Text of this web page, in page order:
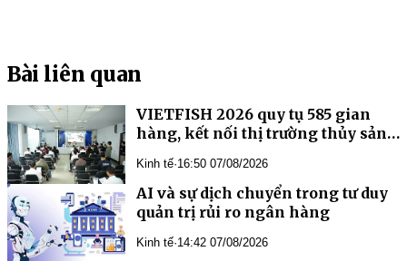
Bài liên quan
VIETFISH 2026 quy tụ 585 gian
hàng, kết nối thị trường thủy sản
Kinh tế·16:50 07/08/2026
AI và sự dịch chuyển trong tư duy
quản trị rủi ro ngân hàng
Kinh tế·14:42 07/08/2026